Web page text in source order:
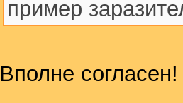
пример
Вполне